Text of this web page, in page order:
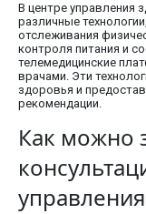
В центре управления
различные
отслеживания
контроля питания и
телемедицинские
врачами. Эти
здоровья и
рекомендации.
Как можно